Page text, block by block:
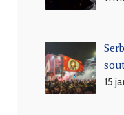
15